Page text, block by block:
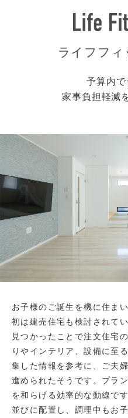
ライフフィ
予算内で
家事負担軽減
お子様のご誕生を機に住ま
初は建売住宅も検討されて
見つかったことで注文住宅
りやインテリア、設備に至
集した情報を参考に、ご夫
進められたそうです。プラ
を和らげる効率的な動線で
並びに配置し、調理中もお